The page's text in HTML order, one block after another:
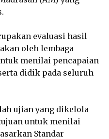
evaluasi hasil
oleh lembaga
menilai pencapaian
didik pada seluruh
ujian yang dikelola
untuk menilai
Standar